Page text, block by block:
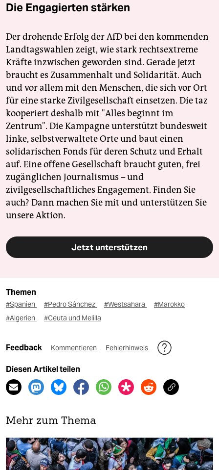
Die Engagierten stärken
Der drohende Erfolg der AfD bei den kommenden
Landtagswahlen zeigt, wie stark rechtsextreme
Kräfte inzwischen geworden sind. Gerade jetzt
braucht es Zusammenhalt und Solidarität. Auch
und vor allem mit den Menschen, die sich vor Ort
für eine starke Zivilgesellschaft einsetzen. Die taz
kooperiert deshalb mit "Alles beginnt im
Zentrum". Die Kampagne unterstützt bundesweit
linke, selbstverwaltete Orte und baut einen
solidarischen Fonds für deren Schutz und Erhalt
auf. Eine offene Gesellschaft braucht guten, frei
zugänglichen Journalismus – und
zivilgesellschaftliches Engagement. Finden Sie
auch? Dann machen Sie mit und unterstützen Sie
unsere Aktion.
Jetzt unterstützen
Themen
#Spanien #Pedro Sánchez #Westsahara
#Marokko
#Algerien
#Ceuta und Melilla
Feedback Kommentieren Fehlerhinweis
Diesen Artikel teilen
Mehr zum Thema